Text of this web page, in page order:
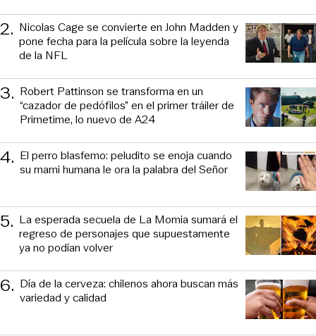
2. Nicolas Cage se convierte en John Madden y
pone fecha para la película sobre la leyenda
de la NFL
3. Robert Pattinson se transforma en un
“cazador de pedófilos” en el primer tráiler de
Primetime, lo nuevo de A24
4. El perro blasfemo: peludito se enoja cuando
su mami humana le ora la palabra del Señor
5. La esperada secuela de La Momia sumará el
regreso de personajes que supuestamente
ya no podían volver
6. Día de la cerveza: chilenos ahora buscan más
variedad y calidad